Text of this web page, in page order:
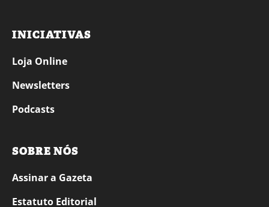
INICIATIVAS
Loja Online
Newsletters
Podcasts
SOBRE NÓS
Assinar a Gazeta
Estatuto Editorial